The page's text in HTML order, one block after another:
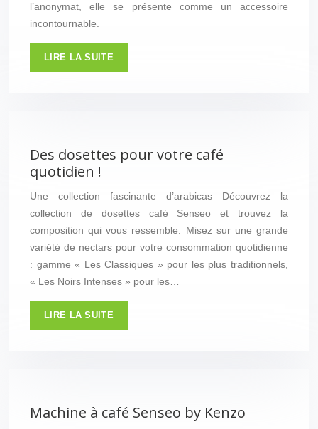
l’anonymat, elle se présente comme un accessoire
incontournable.
LIRE LA SUITE
Des dosettes pour votre café
quotidien !
Une collection fascinante d’arabicas Découvrez la
collection de dosettes café Senseo et trouvez la
composition qui vous ressemble. Misez sur une grande
variété de nectars pour votre consommation quotidienne
: gamme « Les Classiques » pour les plus traditionnels,
« Les Noirs Intenses » pour les…
LIRE LA SUITE
Machine à café Senseo by Kenzo